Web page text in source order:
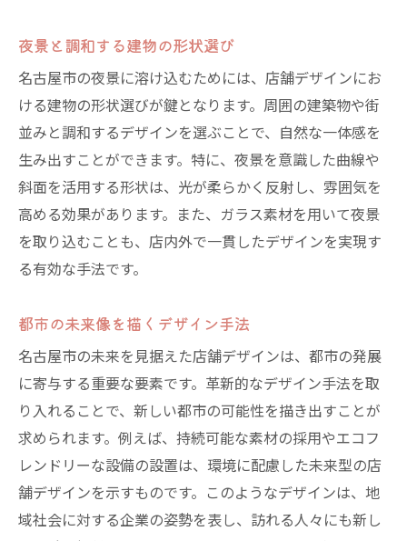
夜景と調和する建物の形状選び
名古屋市の夜景に溶け込むためには、店舗デザインにお
ける建物の形状選びが鍵となります。周囲の建築物や街
並みと調和するデザインを選ぶことで、自然な一体感を
生み出すことができます。特に、夜景を意識した曲線や
斜面を活用する形状は、光が柔らかく反射し、雰囲気を
高める効果があります。また、ガラス素材を用いて夜景
を取り込むことも、店内外で一貫したデザインを実現す
る有効な手法です。
都市の未来像を描くデザイン手法
名古屋市の未来を見据えた店舗デザインは、都市の発展
に寄与する重要な要素です。革新的なデザイン手法を取
り入れることで、新しい都市の可能性を描き出すことが
求められます。例えば、持続可能な素材の採用やエコフ
レンドリーな設備の設置は、環境に配慮した未来型の店
舗デザインを示すものです。このようなデザインは、地
域社会に対する企業の姿勢を表し、訪れる人々にも新し